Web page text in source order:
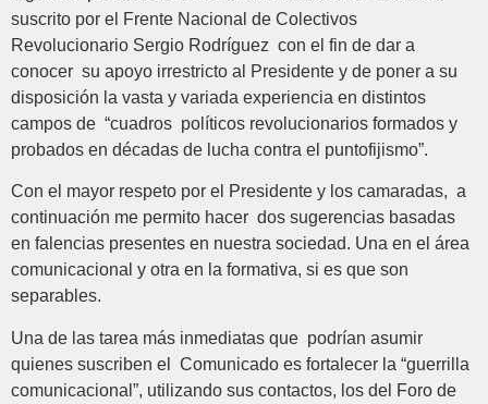
suscrito por el Frente Nacional de Colectivos
Revolucionario Sergio Rodríguez con el fin de dar a
conocer su apoyo irrestricto al Presidente y de poner a su
disposición la vasta y variada experiencia en distintos
campos de “cuadros políticos revolucionarios formados y
probados en décadas de lucha contra el puntofijismo”.
Con el mayor respeto por el Presidente y los camaradas, a
continuación me permito hacer dos sugerencias basadas
en falencias presentes en nuestra sociedad. Una en el área
comunicacional y otra en la formativa, si es que son
separables.
Una de las tarea más inmediatas que podrían asumir
quienes suscriben el Comunicado es fortalecer la “guerrilla
comunicacional”, utilizando sus contactos, los del Foro de